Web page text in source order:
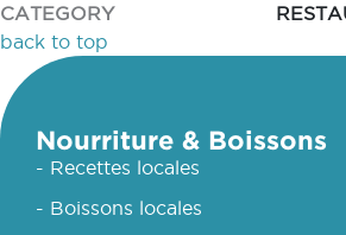
CATEGORY
back to top
Nourriture & Boissons
- Recettes locales
- Boissons locales